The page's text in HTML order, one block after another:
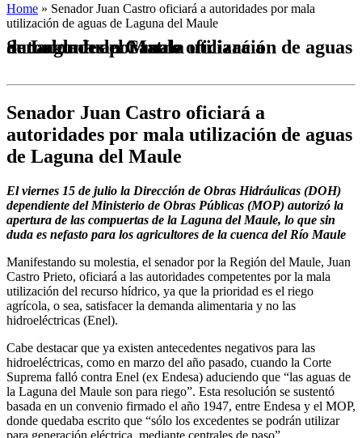
Home » Senador Juan Castro oficiará a autoridades por mala
utilización de aguas de Laguna del Maule
Senador Juan Castro oficiará a autoridades por mala utilización de aguas de Laguna del Maule
Senador Juan Castro oficiará a
autoridades por mala utilización de aguas
de Laguna del Maule
El viernes 15 de julio la Dirección de Obras Hidráulicas (DOH)
dependiente del Ministerio de Obras Públicas (MOP) autorizó la
apertura de las compuertas de la Laguna del Maule, lo que sin
duda es nefasto para los agricultores de la cuenca del Río Maule
Manifestando su molestia, el senador por la Región del Maule, Juan
Castro Prieto, oficiará a las autoridades competentes por la mala
utilización del recurso hídrico, ya que la prioridad es el riego
agrícola, o sea, satisfacer la demanda alimentaria y no las
hidroeléctricas (Enel).
Cabe destacar que ya existen antecedentes negativos para las
hidroeléctricas, como en marzo del año pasado, cuando la Corte
Suprema falló contra Enel (ex Endesa) aduciendo que “las aguas de
la Laguna del Maule son para riego”. Esta resolución se sustentó
basada en un convenio firmado el año 1947, entre Endesa y el MOP,
donde quedaba escrito que “sólo los excedentes se podrán utilizar
para generación eléctrica, mediante centrales de paso”.